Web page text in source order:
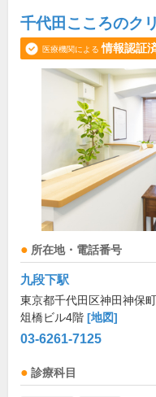
千代田こころのク
医療機関による 情報認証
所在地・電話番号
九段下駅
東京都千代田区神田神保
俎橋ビル4階 [地図]
03-6261-7125
診療科目